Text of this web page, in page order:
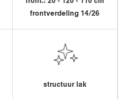
frontverdeling 14/26
structuur lak